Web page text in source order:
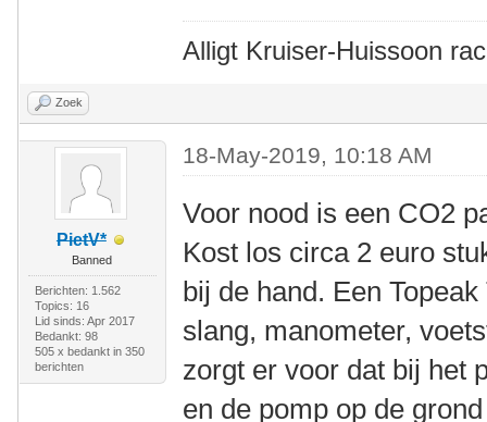
Alligt Kruiser-Huissoon
Zoek
PietV*
Banned
Berichten: 1.562
Topics: 16
Lid sinds: Apr 2017
Bedankt: 98
505 x bedankt in 350
berichten
18-May-2019, 10:18 AM
Voor nood is een CO2
Kost los circa 2 euro
bij de hand. Een
slang, manometer,
zorgt er voor dat bij het
en de pomp op de